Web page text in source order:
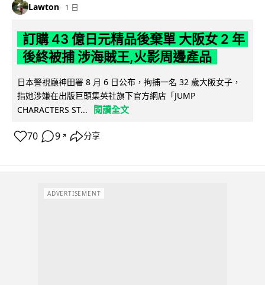
Lawton 1 日
訂購 43 億日元精品後棄單 大阪女 2 年
後終被捕 涉海賊王,火影周邊產品
日本警視廳神田署 8 月 6 日公布，拘捕一名 32 歲大阪女子，
指她涉嫌在出版巨頭集英社旗下官方網店「JUMP
CHARACTERS ST...
閱讀全文
70 9 ↗ 分享
ADVERTISEMENT